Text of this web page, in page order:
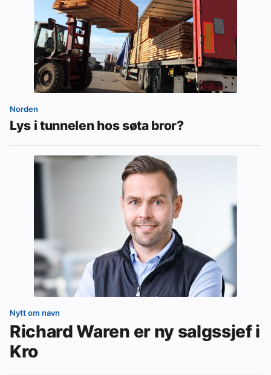
Norden
Lys i tunnelen hos søta bror?
Nytt om navn
Richard Waren er ny salgssjef i
Kro